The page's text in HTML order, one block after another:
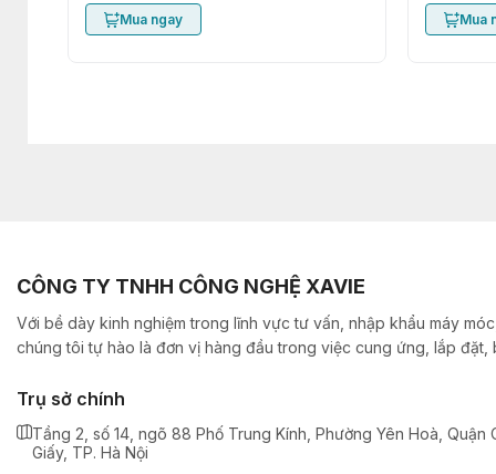
Mua ngay Mua
CÔNG TY TNHH CÔNG NGHỆ XAVIE
Với bề dày kinh nghiệm trong lĩnh vực tư vấn, nhập khẩu máy
chúng tôi tự hào là đơn vị hàng đầu trong việc cung ứng, lắp đặt,
Trụ sở chính
Tầng 2, số 14, ngõ 88 Phố Trung Kính, Phường Yên Hoà, Quận
Giấy, TP. Hà Nội